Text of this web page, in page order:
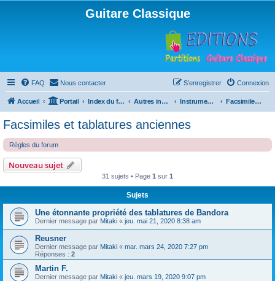
Guitare Classique
FAQ Nous contacter Connexion
S’enregistrer
Accueil Portail Index du forum Autres instruments à cordes pincées, ou styles Instruments anciens Facsimiles et tablatures anciennes
Facsimiles et tablatures anciennes
Règles du forum
Nouveau sujet
31 sujets • Page 1 sur 1
Sujets
Une étonnante propriété des tablatures de Bandora
Dernier message par Mitaki « jeu. mai 21, 2020 8:38 am
Reusner
Dernier message par Mitaki « mar. mars 24, 2020 7:27 pm
Réponses : 2
Martin F.
Dernier message par Mitaki « jeu. mars 19, 2020 9:07 pm